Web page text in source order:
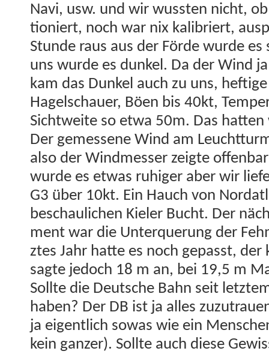
Navi, usw. und wir wussten nicht,
tion­iert, noch war nix kalib­ri­ert,
Stunde raus aus der Förde wurde
uns wurde es dunkel. Da der Wind
kam das Dunkel auch zu uns,
Hagelschauer, Böen bis 40kt,
Sichtweite so etwa 50m. Das
Der gemessene Wind am
also der Windmess­er zeigte
wurde es etwas ruhiger aber wir
G3 über 10kt. Ein Hauch von
beschaulichen Kiel­er Bucht. Der
ment war die Unter­querung der
ztes Jahr hat­te es noch gepasst, der
sagte jedoch 18 m an, bei 19,5 m
Sollte die Deutsche Bahn seit
haben? Der DB ist ja alles
ja eigentlich sowas wie ein
kein ganz­er). Sollte auch diese